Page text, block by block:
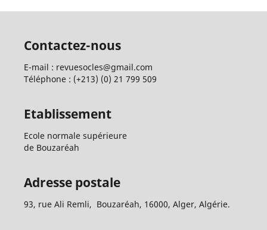
Contactez-nous
E-mail : revuesocles@gmail.com
Téléphone : (+213) (0) 21 799 509
Etablissement
Ecole normale supérieure
de Bouzaréah
Adresse postale
93, rue Ali Remli, Bouzaréah, 16000, Alger, Algérie.